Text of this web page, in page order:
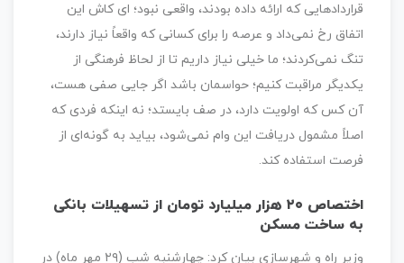
قراردادهایی که ارائه داده بودند، واقعی نبود؛ ای کاش این
اتفاق رخ نمی‌داد و عرصه را برای کسانی که واقعاً نیاز دارند،
تنگ نمی‌کردند؛ ما خیلی نیاز داریم تا از لحاظ فرهنگی از
یکدیگر مراقبت کنیم؛ حواسمان باشد اگر جایی صفی هست،
آن کس که اولویت دارد، در صف بایستد؛ نه اینکه فردی که
اصلاً مشمول دریافت این وام نمی‌شود، بیاید به گونه‌ای از
فرصت استفاده کند.
اختصاص ۲۰ هزار میلیارد تومان از تسهیلات بانکی
به ساخت مسکن
وزیر راه و شهرسازی بیان کرد: چهارشنبه شب (۲۹ مهر ماه) در